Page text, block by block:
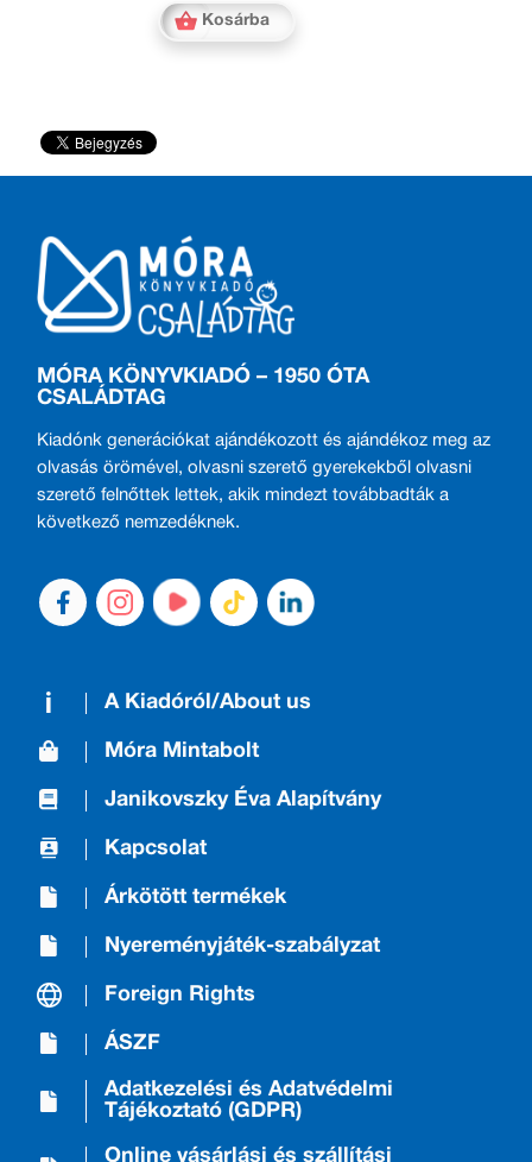
Kosárba
MÓRA KÖNYVKIADÓ – 1950 ÓTA
CSALÁDTAG
Kiadónk generációkat ajándékozott és ajándékoz meg az
olvasás örömével, olvasni szerető gyerekekből olvasni
szerető felnőttek lettek, akik mindezt továbbadták a
következő nemzedéknek.
A Kiadóról/About us
Móra Mintabolt
Janikovszky Éva Alapítvány
Kapcsolat
Árkötött termékek
Nyereményjáték-szabályzat
Foreign Rights
ÁSZF
Adatkezelési és Adatvédelmi
Tájékoztató (GDPR)
Online vásárlási és szállítási